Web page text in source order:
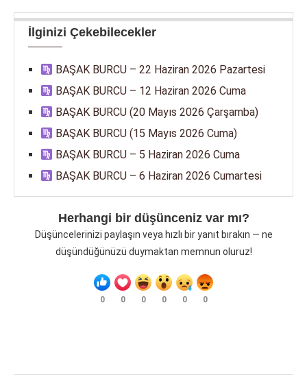
İlginizi Çekebilecekler
BAŞAK BURCU – 22 Haziran 2026 Pazartesi
BAŞAK BURCU – 12 Haziran 2026 Cuma
BAŞAK BURCU (20 Mayıs 2026 Çarşamba)
BAŞAK BURCU (15 Mayıs 2026 Cuma)
BAŞAK BURCU – 5 Haziran 2026 Cuma
BAŞAK BURCU – 6 Haziran 2026 Cumartesi
Herhangi bir düşünceniz var mı?
Düşüncelerinizi paylaşın veya hızlı bir yanıt bırakın — ne
düşündüğünüzü duymaktan memnun oluruz!
0 0 0 0 0 0